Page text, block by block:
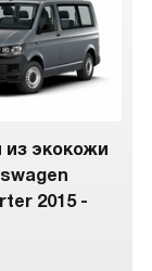
из экокожи
2015 -